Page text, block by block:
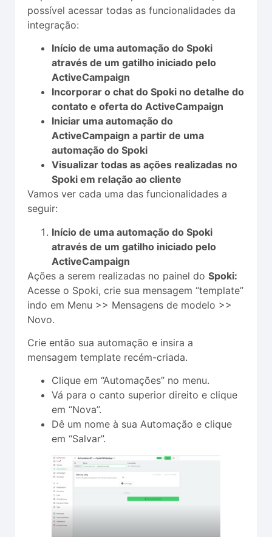
possível acessar todas as funcionalidades da
integração:
Início de uma automação do Spoki
através de um gatilho iniciado pelo
ActiveCampaign
Incorporar o chat do Spoki no detalhe do
contato e oferta do ActiveCampaign
Iniciar uma automação do
ActiveCampaign a partir de uma
automação do Spoki
Visualizar todas as ações realizadas no
Spoki em relação ao cliente
Vamos ver cada uma das funcionalidades a
seguir:
Início de uma automação do Spoki
através de um gatilho iniciado pelo
ActiveCampaign
Ações a serem realizadas no painel do Spoki:
Acesse o Spoki, crie sua mensagem “template”
indo em Menu >> Mensagens de modelo >>
Novo.
Crie então sua automação e insira a
mensagem template recém-criada.
Clique em “Automações” no menu.
Vá para o canto superior direito e clique
em “Nova”.
Dê um nome à sua Automação e clique
em “Salvar”.